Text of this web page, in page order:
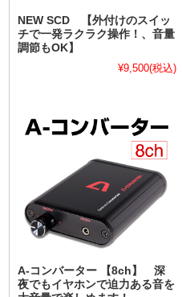
NEW SCD 【外付けのスイッ
チで一発ラクラク操作！、音量
調節もOK】
¥9,500(税込)
A-コンバーター 【8ch】 深
夜でもイヤホンで迫力ある音を